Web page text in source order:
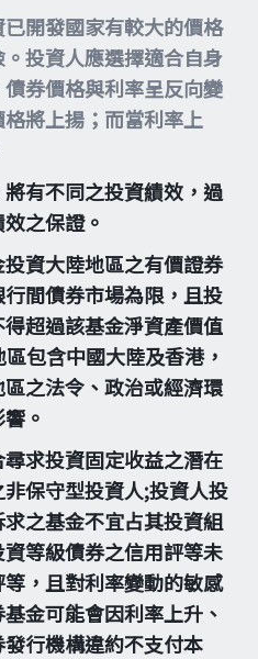
開發國家有較大的價格
投資人應選擇適合自身
券價格與利率呈反向變
將上揚；而當利率上
有不同之投資績效，過
之保證。
資大陸地區之有價證券
間債券市場為限，且投
超過該基金淨資產價值
包含中國大陸及香港，
之法令、政治或經濟環
。
求投資固定收益之潛在
保守型投資人;投資人投
之基金不宜占其投資組
等級債券之信用評等未
，且對利率變動的敏感
金可能會因利率上升、
行機構違約不支付本